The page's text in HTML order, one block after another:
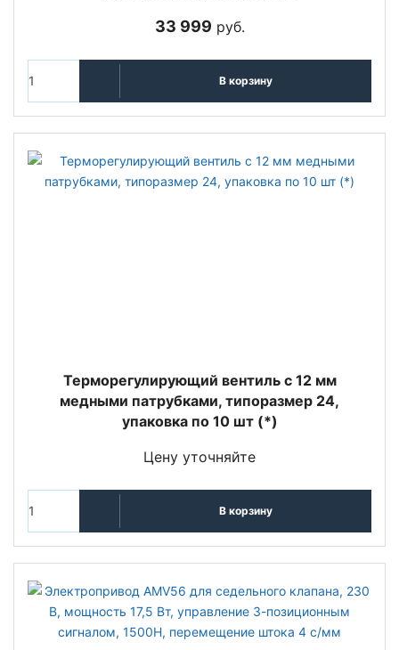
33 999 руб.
В корзину
Терморегулирующий вентиль c 12 мм
медными патрубками, типоразмер 24,
упаковка по 10 шт (*)
Цену уточняйте
В корзину